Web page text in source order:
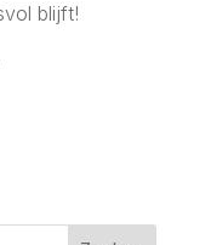
blijft!